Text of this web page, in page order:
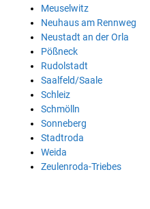
Meuselwitz
Neuhaus am Rennweg
Neustadt an der Orla
Pößneck
Rudolstadt
Saalfeld/Saale
Schleiz
Schmölln
Sonneberg
Stadtroda
Weida
Zeulenroda-Triebes